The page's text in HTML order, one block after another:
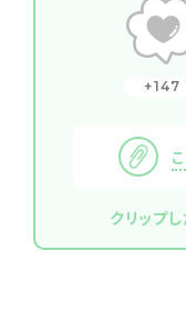
147
クリップ